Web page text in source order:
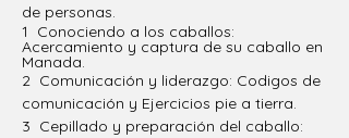
de personas.
1  Conociendo a los caballos:
Acercamiento y captura de su caballo en
Manada.
2  Comunicación y liderazgo: Codigos de
comunicación y Ejercicios pie a tierra.
3  Cepillado y preparación del caballo: